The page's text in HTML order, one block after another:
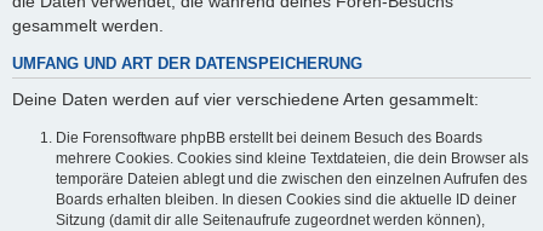
gesammelt werden.
UMFANG UND ART DER DATENSPEICHERUNG
Deine Daten werden auf vier verschiedene Arten gesammelt:
Die Forensoftware phpBB erstellt bei deinem Besuch des Boards
mehrere Cookies. Cookies sind kleine Textdateien, die dein Browser als
temporäre Dateien ablegt und die zwischen den einzelnen Aufrufen des
Boards erhalten bleiben. In diesen Cookies sind die aktuelle ID deiner
Sitzung (damit dir alle Seitenaufrufe zugeordnet werden können),